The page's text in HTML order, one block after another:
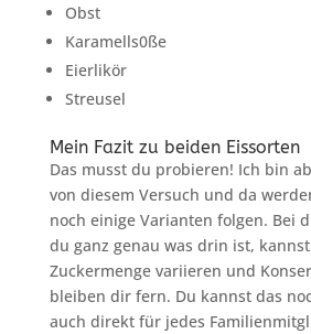
Obst
Karamells0ße
Eierlikör
Streusel
Mein Fazit zu beiden Eissorten
Das musst du probieren! Ich bin
von diesem Versuch und da
noch einige Varianten folgen. Bei
du ganz genau was drin ist,
Zuckermenge variieren und
bleiben dir fern. Du kannst das
auch direkt für jedes